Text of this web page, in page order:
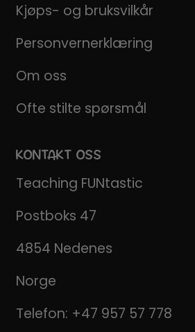
Kjøps- og bruksvilkår
Personvernerklæring
Om oss
Ofte stilte spørsmål
KONTAKT OSS
Teaching FUNtastic
Postboks 47
4854 Nedenes
Norge
Telefon: +47 957 57 778